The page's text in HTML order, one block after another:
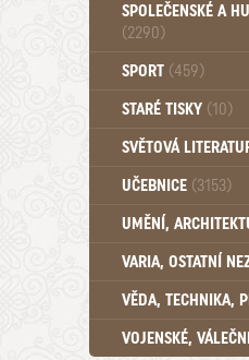
SPOLEČENSKÉ A
(2290)
Pedagogika (191)
Psychologie a
SPORT (459)
STARÉ TISKY (10)
SVĚTOVÁ
UČEBNICE (3153)
Učebnice -
Učebnice - VŠ
Učebnice - ZŠ (556)
Učebnice - Ostatní
UMĚNÍ,
VARIA, OSTATNÍ
VĚDA, TECHNIKA,
VOJENSKÉ,